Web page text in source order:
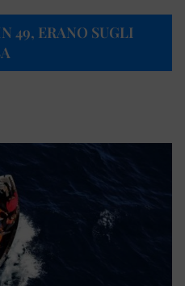
49, ERANO SUGLI